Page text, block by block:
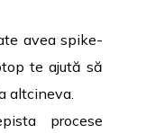
avea spike-
te ajută să
altcineva.
procese